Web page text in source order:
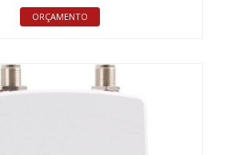
ORÇAMENTO